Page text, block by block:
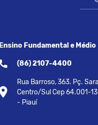
Ensino Fundamental e Médio
(86) 2107-4400
Rua Barroso, 363. Pç.
Centro/Sul Cep 64.001-
- Piauí